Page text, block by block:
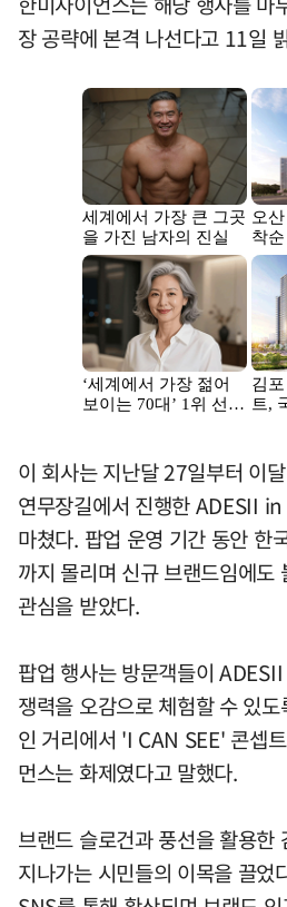
장 공략에 본격 나선다고 11일
이 회사는 지난달 27일부터 이
연무장길에서 진행한 ADESII
마쳤다. 팝업 운영 기간 동안 한
까지 몰리며 신규 브랜드임에
관심을 받았다.
팝업 행사는 방문객들이
쟁력을 오감으로 체험할 수 있
인 거리에서 'I CAN SEE' 콘셉
먼스는 화제였다고 말했다.
브랜드 슬로건과 풍선을 활용한
지나가는 시민들의 이목을 끌었